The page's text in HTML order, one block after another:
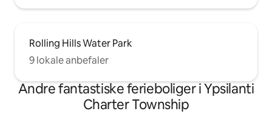
Rolling Hills Water Park
9 lokale anbefaler
Andre fantastiske ferieboliger i Ypsilanti
Charter Township